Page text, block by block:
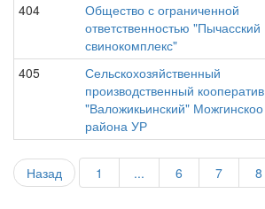
404
Общество с ограниченной
ответственностью "Пычасский
свинокомплекс"
405
Сельскохозяйственный
производственный кооператив
"Валожикьинский" Можгинскоо
района УР
Назад 1 ... 6 7 8